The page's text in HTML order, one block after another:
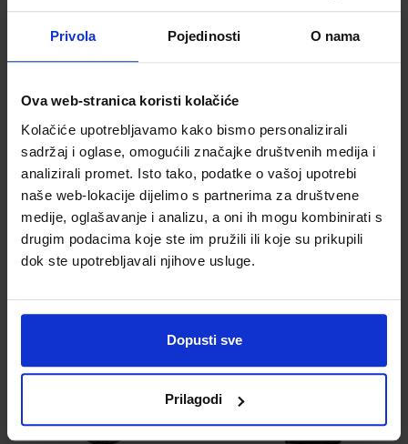
Privola Pojedinosti O nama
Ova web-stranica koristi kolačiće
Kolačiće upotrebljavamo kako bismo personalizirali
sadržaj i oglase, omogućili značajke društvenih medija i
analizirali promet. Isto tako, podatke o vašoj upotrebi
naše web-lokacije dijelimo s partnerima za društvene
medije, oglašavanje i analizu, a oni ih mogu kombinirati s
drugim podacima koje ste im pružili ili koje su prikupili
dok ste upotrebljavali njihove usluge.
Dopusti sve
Prilagodi
64,65 € 35,31 €
Wenger ruksak
Fuse za
prijenosnike do
Šifra proizvoda
7613329007884
Wenger ruksak
Gigabyte za
MacBook Pro 15",
crni
Šifra proizvoda